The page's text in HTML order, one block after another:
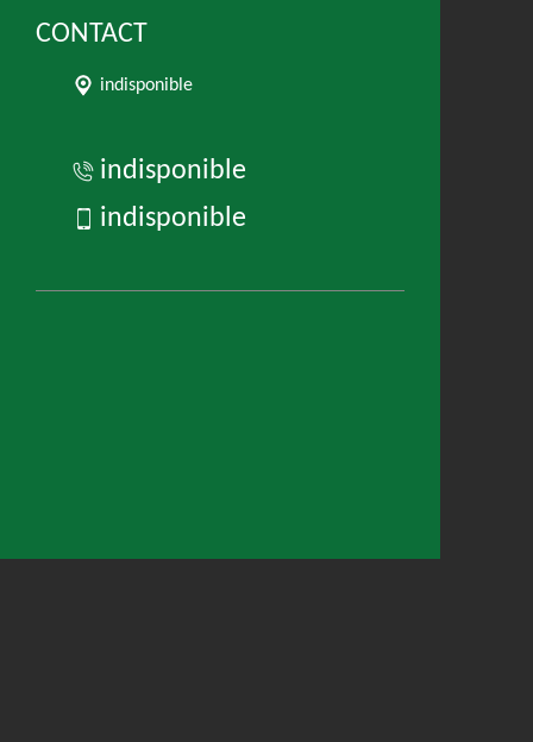
CONTACT
indisponible
indisponible
indisponible